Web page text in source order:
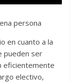
persona
en cuanto a la
pueden ser
eficientemente
electivo,